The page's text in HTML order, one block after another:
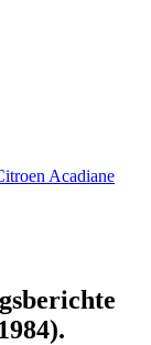
Acadiane
.